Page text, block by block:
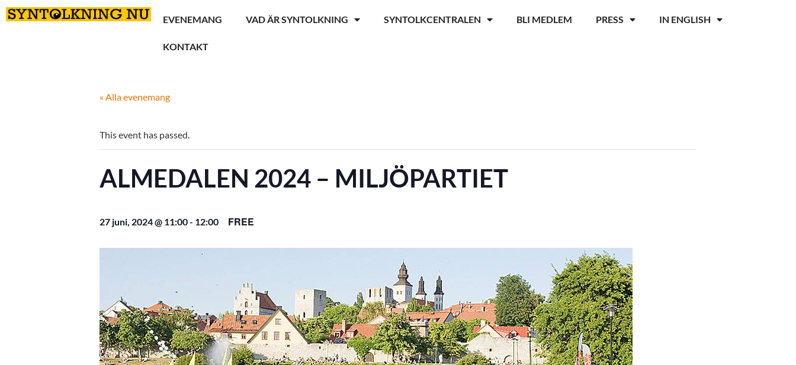
EVENEMANG VAD ÄR SYNTOLKNING SYNTOLKCENTRALEN BLI MEDLEM PRESS IN ENGLISH
KONTAKT
« Alla evenemang
This event has passed.
ALMEDALEN 2024 – MILJÖPARTIET
27 juni, 2024 @ 11:00- 12:00 FREE